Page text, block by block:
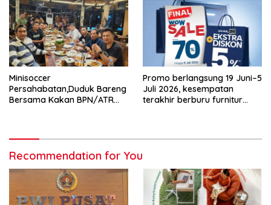
Minisoccer
Persahabatan,Duduk Bareng
Bersama Kakan BPN/ATR
Promo berlangsung 19 Juni–5
Juli 2026, kesempatan
terakhir berburu furnitur
Recommendation for You